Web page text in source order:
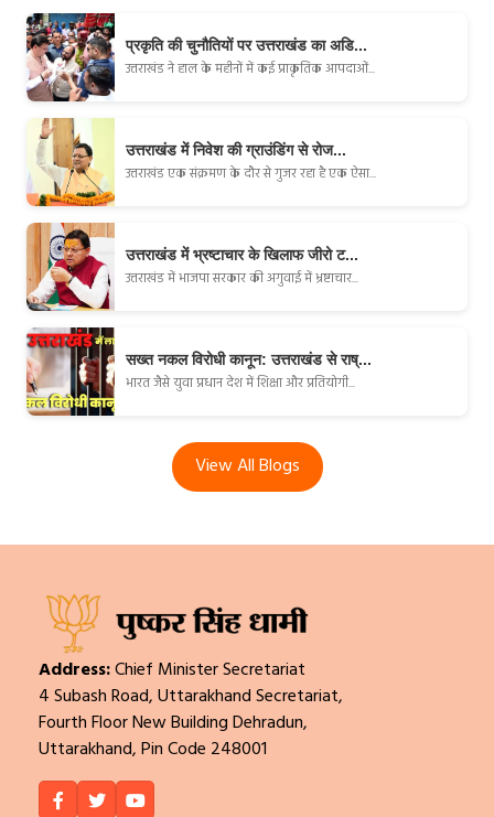
प्रकृति की चुनौतियों पर उत्तराखंड का अडि...
उत्तराखंड ने हाल के महीनों में कई प्राकृतिक आपदाओं...
उत्तराखंड में निवेश की ग्राउंडिंग से रोज...
उत्तराखंड एक संक्रमण के दौर से गुजर रहा है एक ऐसा...
उत्तराखंड में भ्रष्टाचार के खिलाफ जीरो ट...
उत्तराखंड में भाजपा सरकार की अगुवाई में भ्रष्टाचार...
सख्त नकल विरोधी कानून: उत्तराखंड से राष्...
भारत जैसे युवा प्रधान देश में शिक्षा और प्रतियोगी...
View All Blogs
Address:Chief Minister Secretariat
4 Subash Road, Uttarakhand Secretariat,
Fourth Floor New Building Dehradun,
Uttarakhand, Pin Code 248001